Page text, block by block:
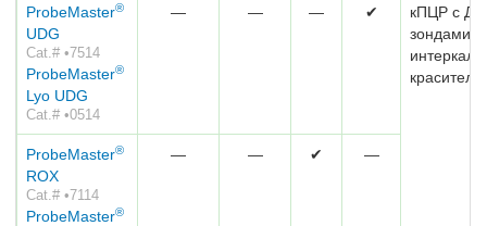
ProbeMaster®
UDG
Cat.# •7514
ProbeMaster®
Lyo UDG
Cat.# •0514
— — — ✔
кПЦР с
зондами
ProbeMaster®
ROX
Cat.# •7114
ProbeMaster®
— — ✔ —